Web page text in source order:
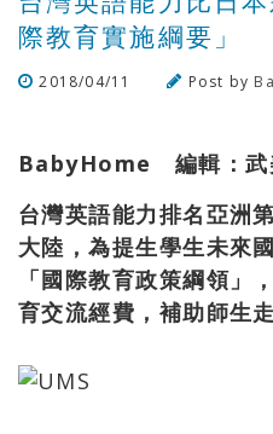
際教育實施綱要」
2018/04/11 Post by
BabyHome 編輯：武
台灣英語能力排名亞洲
大陸，為提生學生未來
「國際教育政策綱領」
育交流經費，補助師生